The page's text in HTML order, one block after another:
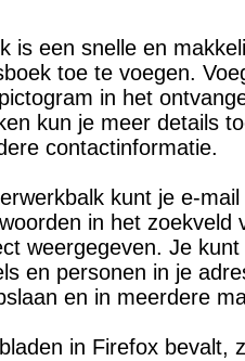
is een snelle en
toe te voegen.
in het
kun je meer details
contactinformatie.
kunt je e-
in het zoekveld
weergegeven. Je
en personen in je
en in meerdere
in Firefox bevalt,